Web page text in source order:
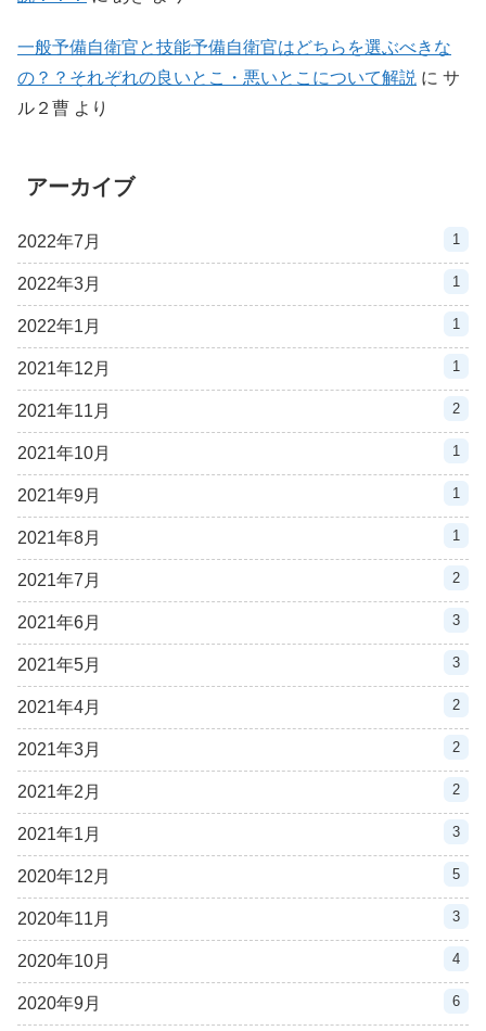
一般予備自衛官と技能予備自衛官はどちらを選ぶべきな
の？？それぞれの良いとこ・悪いとこについて解説 に サ
ル２曹 より
アーカイブ
2022年7月 1
2022年3月 1
2022年1月 1
2021年12月 1
2021年11月 2
2021年10月 1
2021年9月 1
2021年8月 1
2021年7月 2
2021年6月 3
2021年5月 3
2021年4月 2
2021年3月 2
2021年2月 2
2021年1月 3
2020年12月 5
2020年11月 3
2020年10月 4
2020年9月 6